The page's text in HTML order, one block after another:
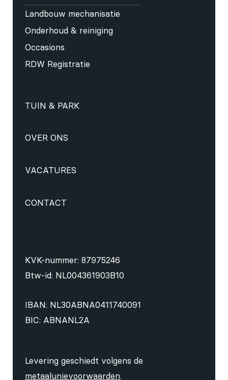
Landbouw mechanisatie
Onderhoud & reiniging
Occasions
RDW Registratie
TUIN & PARK
OVER ONS
VACATURES
CONTACT
KVK-nummer: 87975246
Btw-id: NL004361903B10
IBAN: NL30ABNA0411740091
BIC: ABNANL2A
Levering geschiedt volgens de
metaalunievoorwaarden.